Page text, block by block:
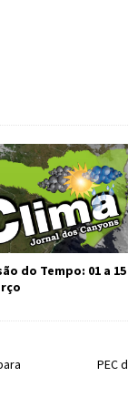
do Tempo: 01 a 15
PEC